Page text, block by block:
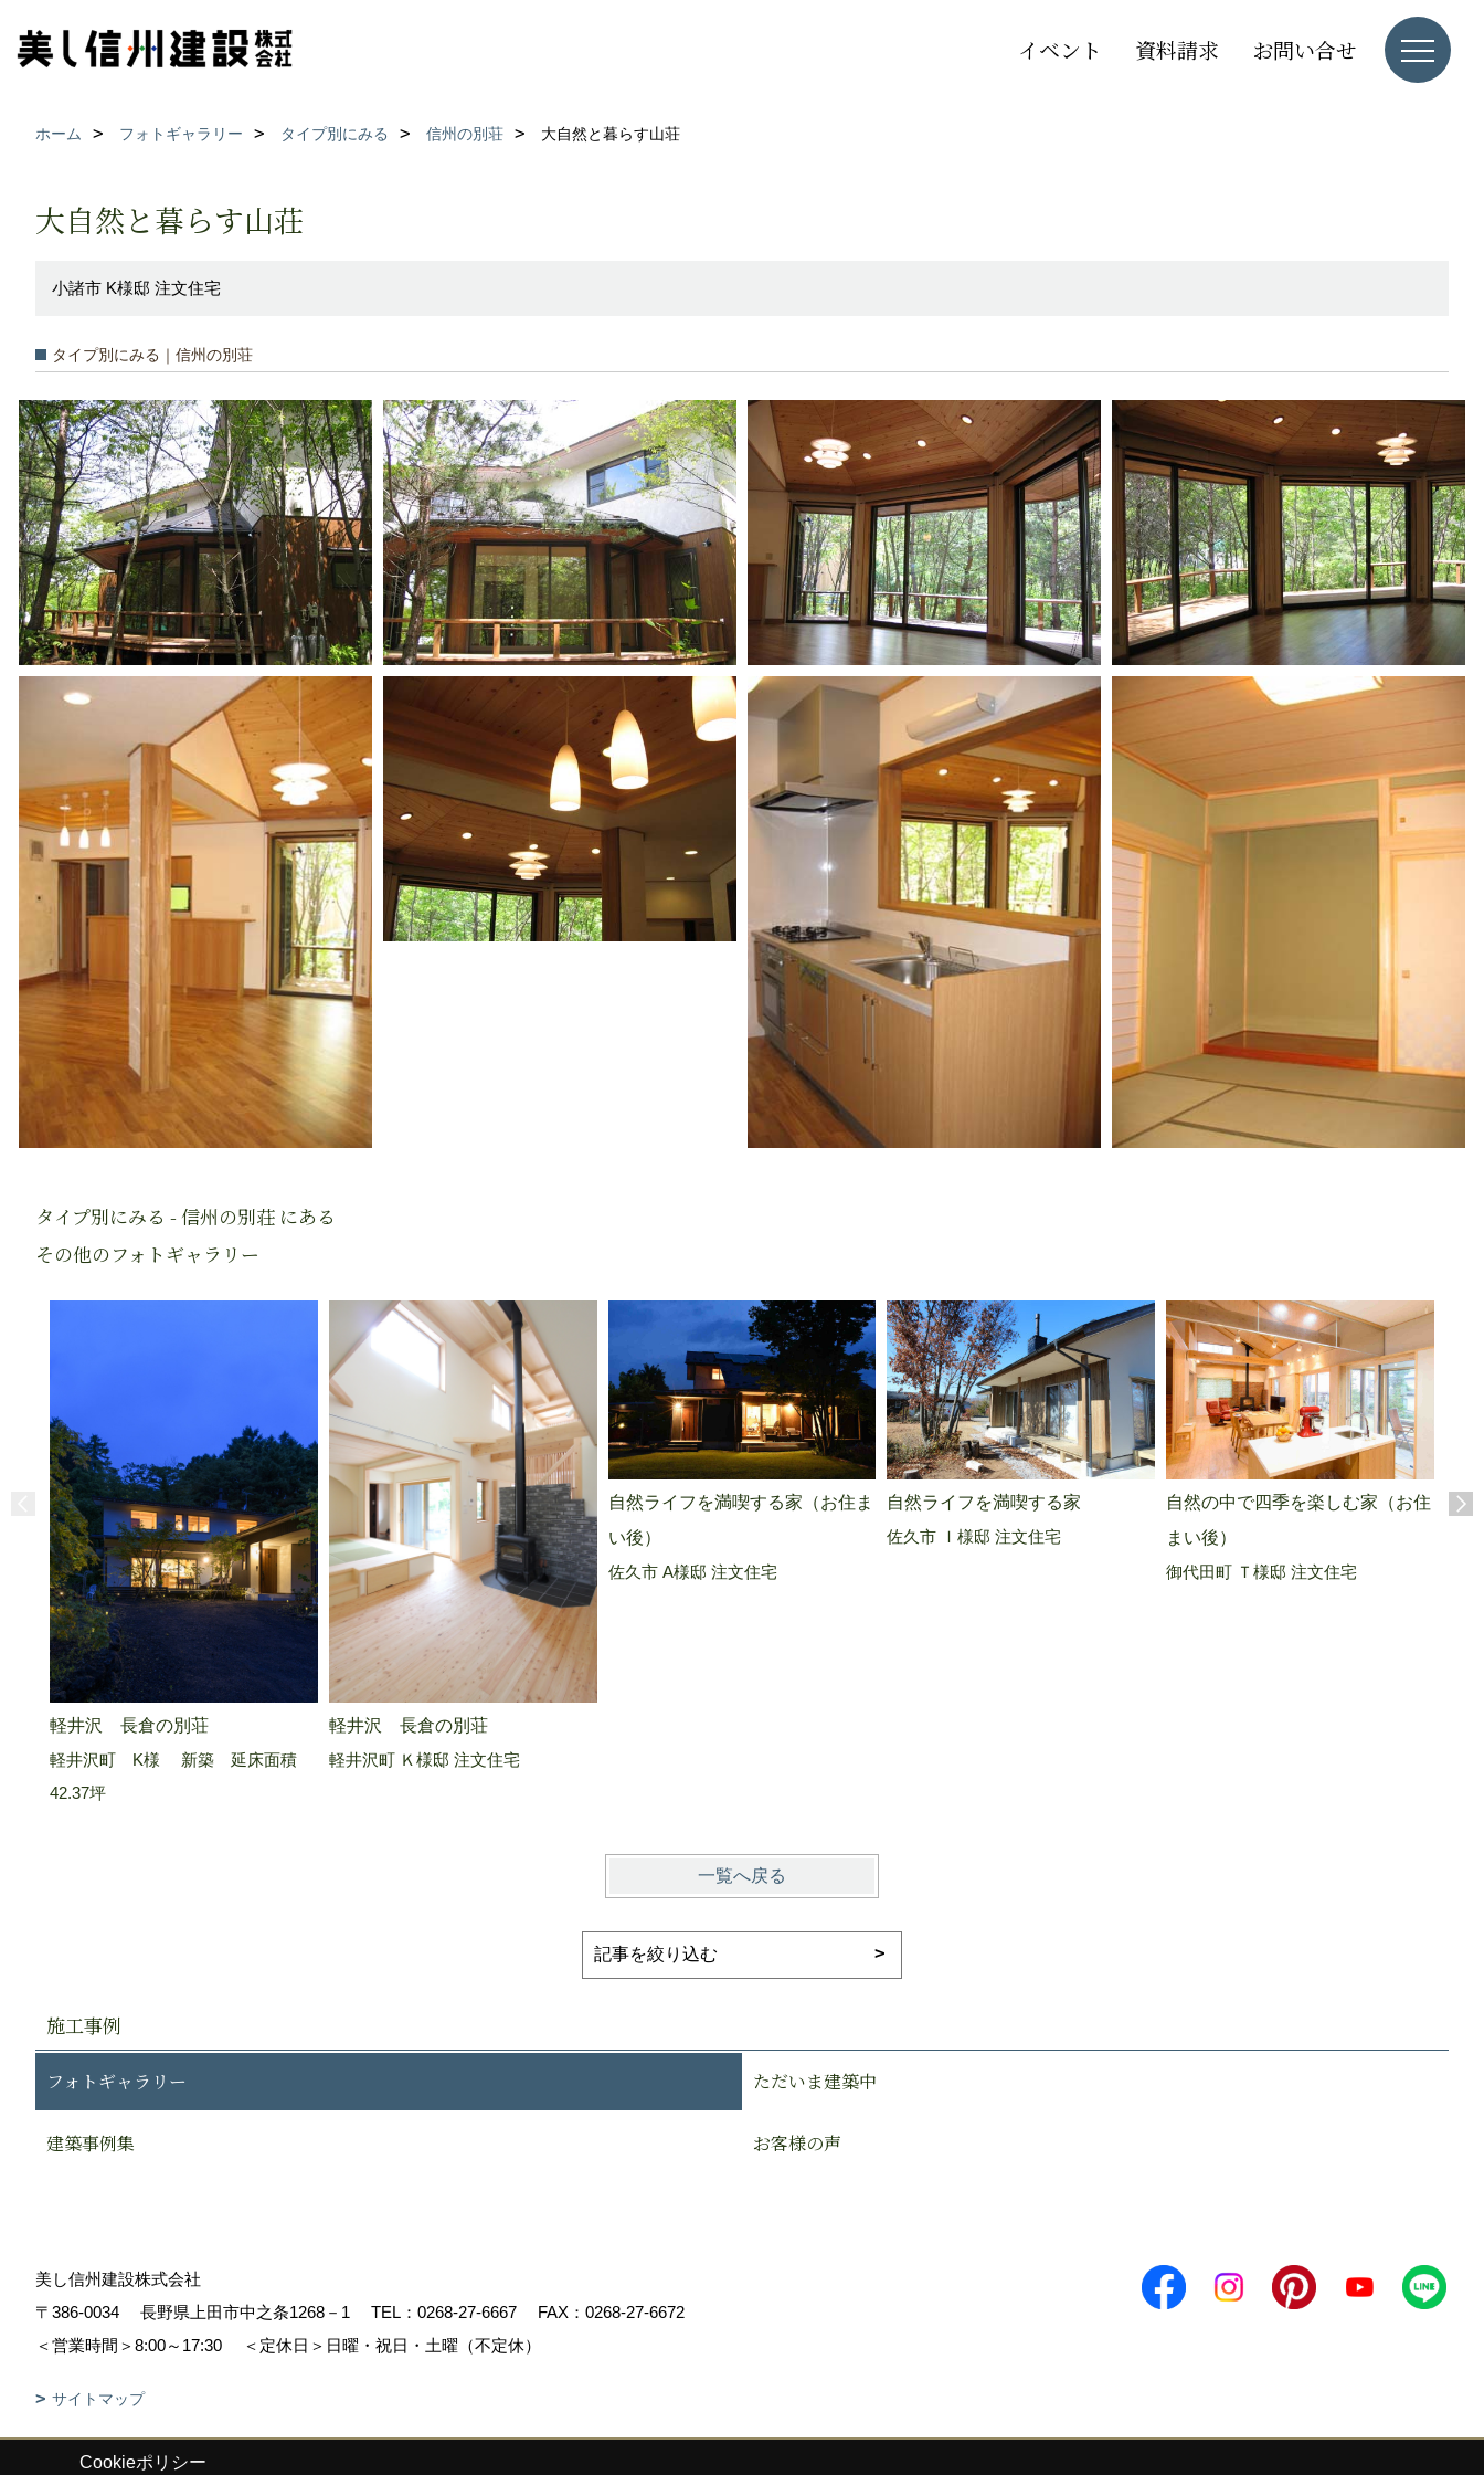
イベント 資料請求 お問い合せ
ホーム フォトギャラリー タイプ別にみる 信州の別荘 大自然と暮らす山荘
大自然と暮らす山荘
小諸市 K様邸 注文住宅
タイプ別にみる｜信州の別荘
タイプ別にみる - 信州の別荘 にある
その他のフォトギャラリー
軽井沢 長倉の別荘
軽井沢町 K様 新築 延床面積
42.37坪
軽井沢 長倉の別荘
軽井沢町 Ｋ様邸 注文住宅
自然ライフを満喫する家（お住ま
い後）
佐久市 A様邸 注文住宅
自然ライフを満喫する家
佐久市 Ｉ様邸 注文住宅
自然の中で四季を楽しむ家（お住
まい後）
御代田町 Ｔ様邸 注文住宅
太
一覧へ戻る
施工事例
フォトギャラリー ただいま建築中
建築事例集 お客様の声
美し信州建設株式会社
〒386-0034
長野県上田市中之条1268－1 TEL： 0268-27-6667
FAX：0268-27-6672
＜営業時間＞8:00～17:30
＜定休日＞日曜・祝日・土曜（不定休）
サイトマップ
Copyright (c) Sinshuu. All Rights Reserved.
Cookieポリシー